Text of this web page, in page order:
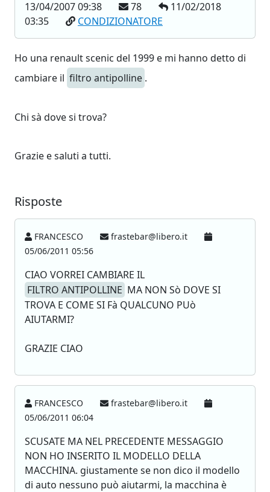
13/04/2007 09:38
78
11/02/2018
03:35
CONDIZIONATORE
Ho una renault scenic del 1999 e mi hanno detto di
cambiare il filtro antipolline .
Chi sà dove si trova?
Grazie e saluti a tutti.
Risposte
FRANCESCO
frastebar@libero.it
05/06/2011 05:56
CIAO VORREI CAMBIARE IL
FILTRO ANTIPOLLINE MA NON Sò DOVE SI
TROVA E COME SI Fà QUALCUNO PUò
AIUTARMI?
GRAZIE CIAO
FRANCESCO
frastebar@libero.it
05/06/2011 06:04
SCUSATE MA NEL PRECEDENTE MESSAGGIO
NON HO INSERITO IL MODELLO DELLA
MACCHINA. giustamente se non dico il modello
di auto nessuno può aiutarmi, la macchina è